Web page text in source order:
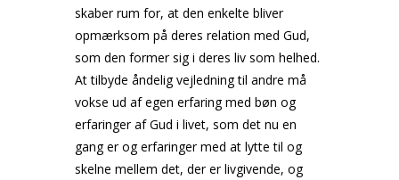
skaber rum for, at den enkelte bliver
opmærksom på deres relation med Gud,
som den former sig i deres liv som helhed.
At tilbyde åndelig vejledning til andre må
vokse ud af egen erfaring med bøn og
erfaringer af Gud i livet, som det nu en
gang er og erfaringer med at lytte til og
skelne mellem det, der er livgivende, og